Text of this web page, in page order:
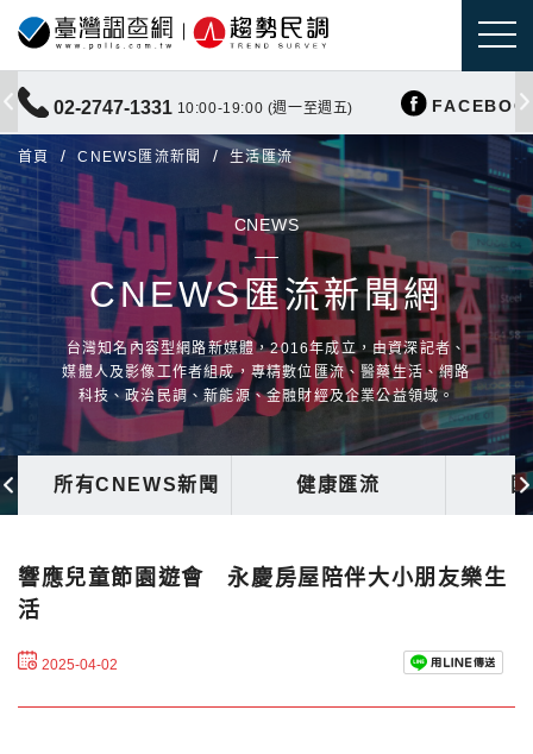
02-2747-1331 10:00-19:00 (週一至週五)
首頁 CNEWS匯流新聞 生活匯流
CNEWS
CNEWS匯流新聞網
台灣知名內容型網路新媒體，2016年成立，由資深記者、
媒體人及影像工作者組成，專精數位匯流、醫藥生活、網路
科技、政治民調、新能源、金融財經及企業公益領域。
所有CNEWS新聞 健康匯流
響應兒童節園遊會 永慶房屋陪伴大小朋友樂生
活
2025-04-02